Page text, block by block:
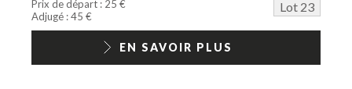
Prix de départ : 25 €
Lot 23
Adjugé : 45 €
EN SAVOIR PLUS